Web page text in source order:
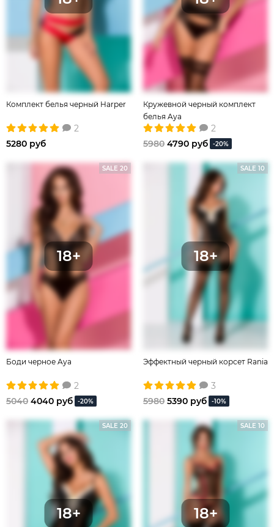
Комплект белья черный Harper
2
5280 руб
Кружевной черный комплект
белья Aya
2
5980 4790 руб -20%
SALE 20
Боди черное Aya
2
5040 4040 руб -20%
SALE 10
Эффектный черный корсет Rania
3
5980 5390 руб -10%
SALE 20 SALE 10